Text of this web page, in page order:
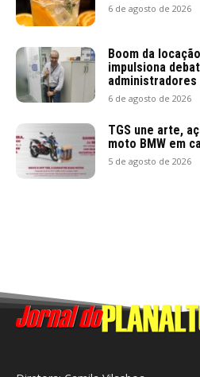
6 de agosto de 2026
Boom da
impulsiona
6 de agosto de 2026
TGS une arte,
moto BMW em
5 de agosto de 2026